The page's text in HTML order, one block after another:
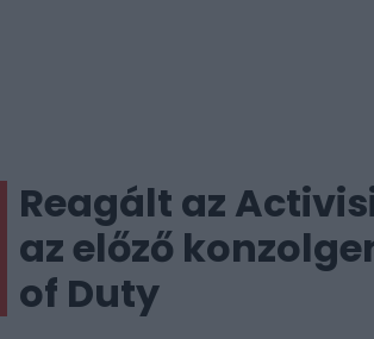
Reagált az
az előző
of Duty